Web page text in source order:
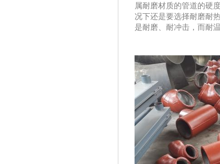
属耐磨材质的管道的硬
况下还是要选择耐磨耐
是耐磨、耐冲击，